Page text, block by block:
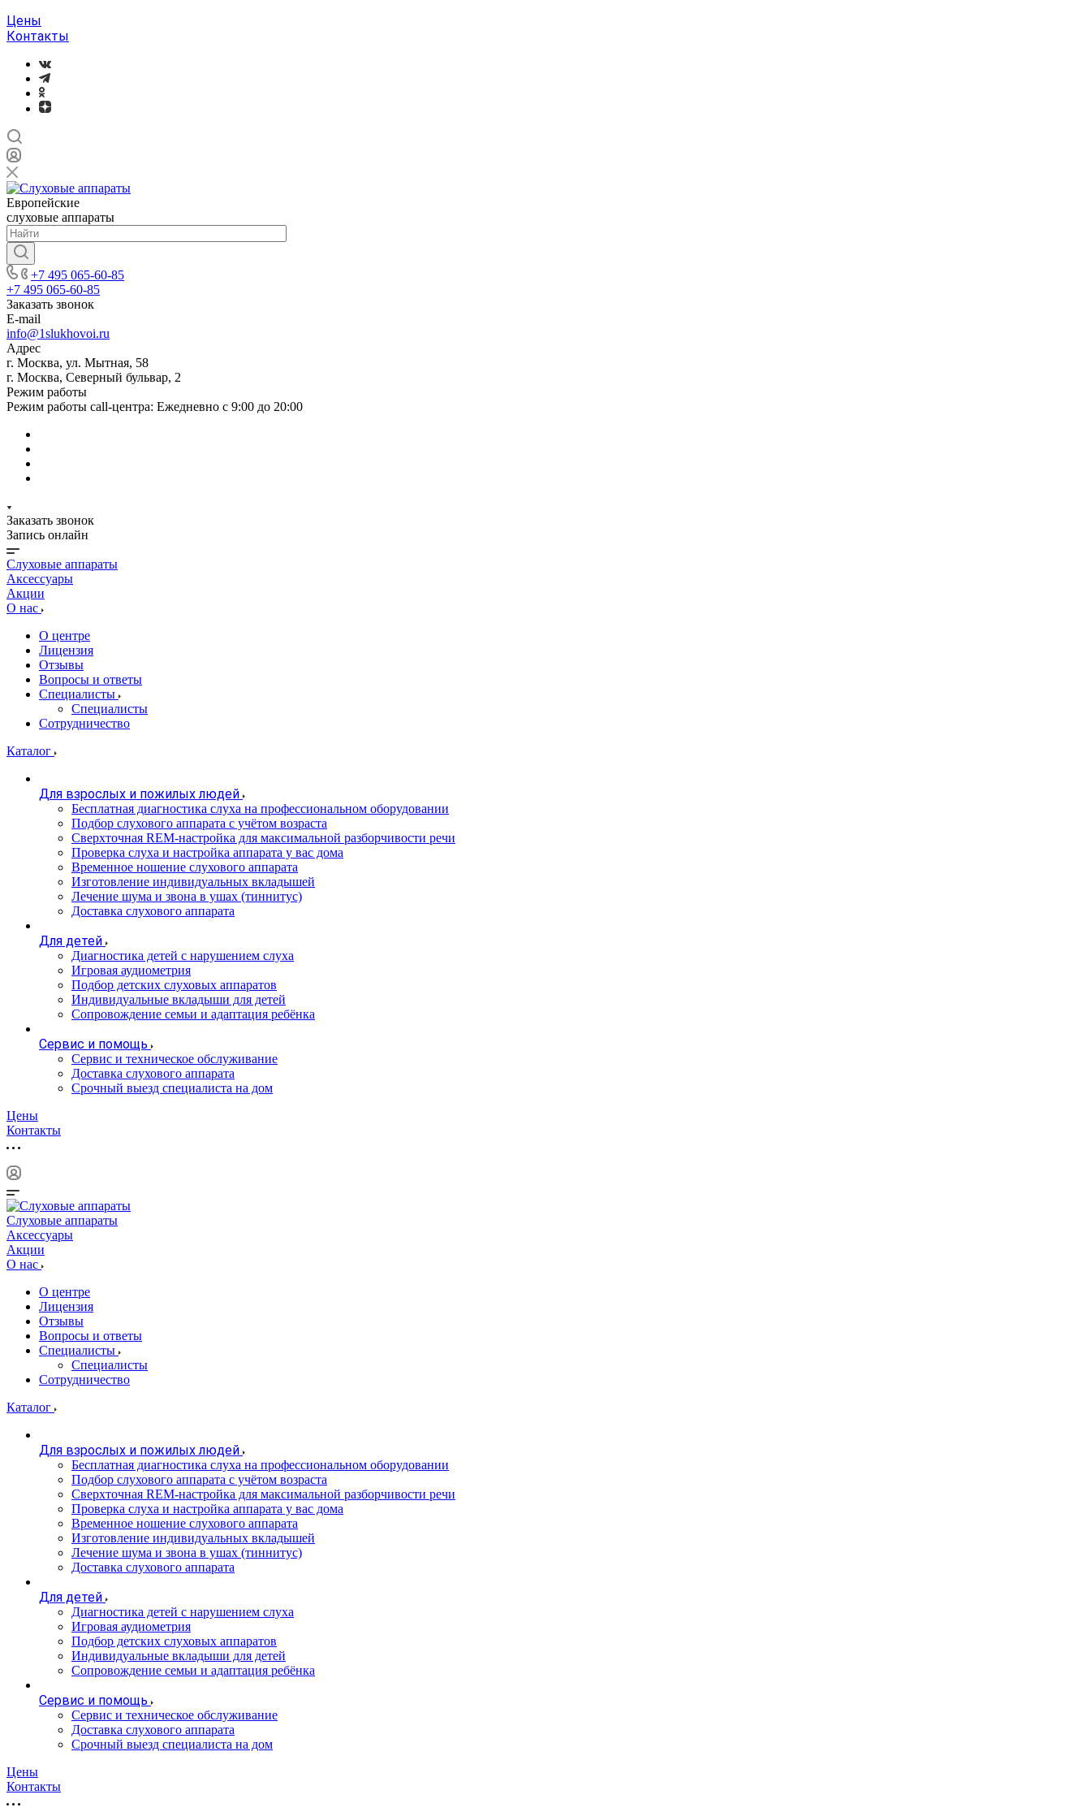
Цены
Контакты
Европейские
слуховые аппараты
+7 495 065-60-85
+7 495 065-60-85
Заказать звонок
E-mail
info@1slukhovoi.ru
Адрес
г. Москва, ул. Мытная, 58
г. Москва, Северный бульвар, 2
Режим работы
Режим работы call-центра: Ежедневно с 9:00 до 20:00
Заказать звонок
Запись онлайн
Слуховые аппараты
Аксессуары
Акции
О нас
О центре
Лицензия
Отзывы
Вопросы и ответы
Специалисты
Специалисты
Сотрудничество
Каталог
Для взрослых и пожилых людей
Бесплатная диагностика слуха на профессиональном оборудовании
Подбор слухового аппарата с учётом возраста
Сверхточная REM-настройка для максимальной разборчивости речи
Проверка слуха и настройка аппарата у вас дома
Временное ношение слухового аппарата
Изготовление индивидуальных вкладышей
Лечение шума и звона в ушах (тиннитус)
Доставка слухового аппарата
Для детей
Диагностика детей с нарушением слуха
Игровая аудиометрия
Подбор детских слуховых аппаратов
Индивидуальные вкладыши для детей
Сопровождение семьи и адаптация ребёнка
Сервис и помощь
Сервис и техническое обслуживание
Доставка слухового аппарата
Срочный выезд специалиста на дом
Цены
Контакты
Слуховые аппараты
Аксессуары
Акции
О нас
О центре
Лицензия
Отзывы
Вопросы и ответы
Специалисты
Специалисты
Сотрудничество
Каталог
Для взрослых и пожилых людей
Бесплатная диагностика слуха на профессиональном оборудовании
Подбор слухового аппарата с учётом возраста
Сверхточная REM-настройка для максимальной разборчивости речи
Проверка слуха и настройка аппарата у вас дома
Временное ношение слухового аппарата
Изготовление индивидуальных вкладышей
Лечение шума и звона в ушах (тиннитус)
Доставка слухового аппарата
Для детей
Диагностика детей с нарушением слуха
Игровая аудиометрия
Подбор детских слуховых аппаратов
Индивидуальные вкладыши для детей
Сопровождение семьи и адаптация ребёнка
Сервис и помощь
Сервис и техническое обслуживание
Доставка слухового аппарата
Срочный выезд специалиста на дом
Цены
Контакты